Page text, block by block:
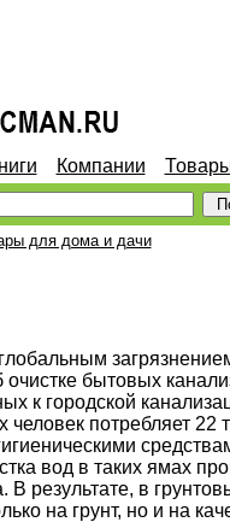
Компании
для дома и дачи
бытовых
к городской
человек потребляет
вод в таких ямах
В результате, в
на грунт, но и на